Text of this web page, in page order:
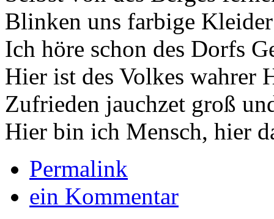
Blinken uns farbige
Ich höre schon des Dorfs
Hier ist des Volkes wahrer
Zufrieden jauchzet groß
Hier bin ich Mensch, hier
Permalink
ein Kommentar